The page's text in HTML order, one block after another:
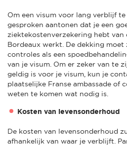
Om een visum voor lang verblijf
gesproken aantonen dat je een
ziektekostenverzekering hebt van
Bordeaux werkt. De dekking
controles als een
van je visum. Om er zeker van te
geldig is voor je visum, kun je
plaatselijke Franse ambassade of
weten te komen wat nodig is.
Kosten van levensonderhoud
De kosten van levensonderhoud
afhankelijk van waar je verblijft.